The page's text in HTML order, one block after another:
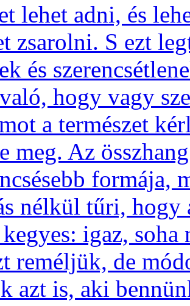
lehet adni, és
zsarolni. S ezt
és
hogy vagy
a természet
meg. Az
nélkül tűri, hogy
igaz, soha
reméljük, de
azt is, aki